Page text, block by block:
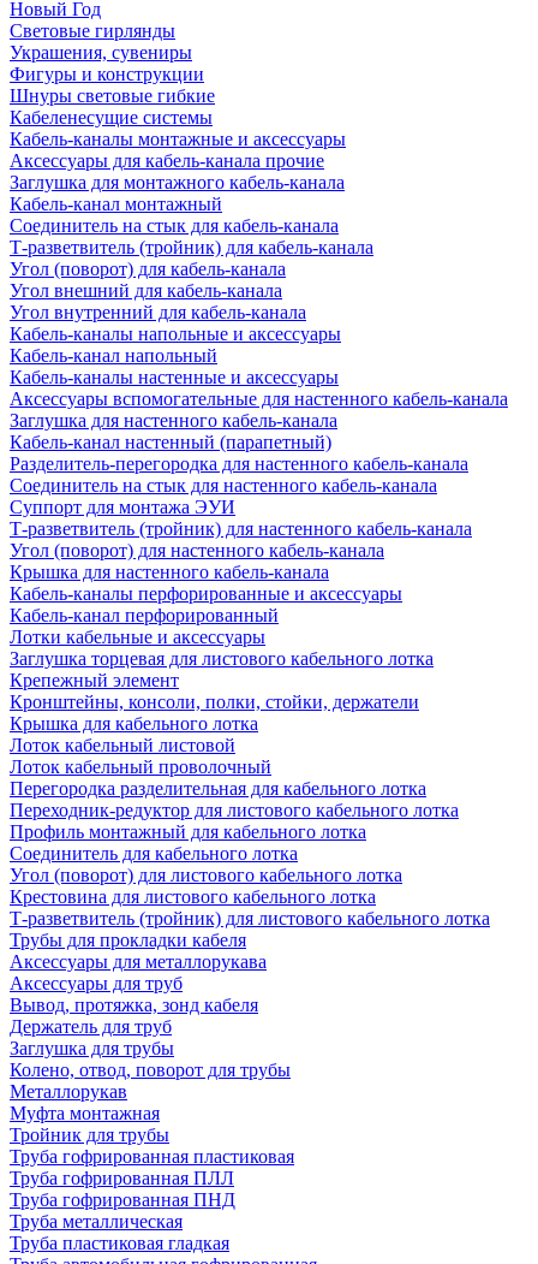
Новый Год
Световые гирлянды
Украшения, сувениры
Фигуры и конструкции
Шнуры световые гибкие
Кабеленесущие системы
Кабель-каналы монтажные и аксессуары
Аксессуары для кабель-канала прочие
Заглушка для монтажного кабель-канала
Кабель-канал монтажный
Соединитель на стык для кабель-канала
Т-разветвитель (тройник) для кабель-канала
Угол (поворот) для кабель-канала
Угол внешний для кабель-канала
Угол внутренний для кабель-канала
Кабель-каналы напольные и аксессуары
Кабель-канал напольный
Кабель-каналы настенные и аксессуары
Аксессуары вспомогательные для настенного кабель-канала
Заглушка для настенного кабель-канала
Кабель-канал настенный (парапетный)
Разделитель-перегородка для настенного кабель-канала
Соединитель на стык для настенного кабель-канала
Суппорт для монтажа ЭУИ
Т-разветвитель (тройник) для настенного кабель-канала
Угол (поворот) для настенного кабель-канала
Крышка для настенного кабель-канала
Кабель-каналы перфорированные и аксессуары
Кабель-канал перфорированный
Лотки кабельные и аксессуары
Заглушка торцевая для листового кабельного лотка
Крепежный элемент
Кронштейны, консоли, полки, стойки, держатели
Крышка для кабельного лотка
Лоток кабельный листовой
Лоток кабельный проволочный
Перегородка разделительная для кабельного лотка
Переходник-редуктор для листового кабельного лотка
Профиль монтажный для кабельного лотка
Соединитель для кабельного лотка
Угол (поворот) для листового кабельного лотка
Крестовина для листового кабельного лотка
Т-разветвитель (тройник) для листового кабельного лотка
Трубы для прокладки кабеля
Аксессуары для металлорукава
Аксессуары для труб
Вывод, протяжка, зонд кабеля
Держатель для труб
Заглушка для трубы
Колено, отвод, поворот для трубы
Металлорукав
Муфта монтажная
Тройник для трубы
Труба гофрированная пластиковая
Труба гофрированная ПЛЛ
Труба гофрированная ПНД
Труба металлическая
Труба пластиковая гладкая